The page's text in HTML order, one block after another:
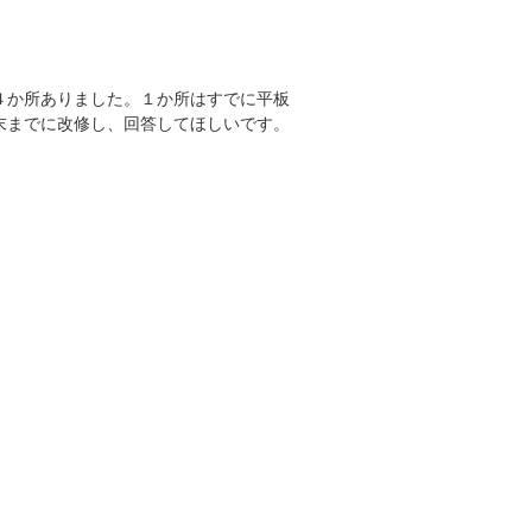
所ありました。１か所はすでに平板
でに改修し、回答してほしいです。